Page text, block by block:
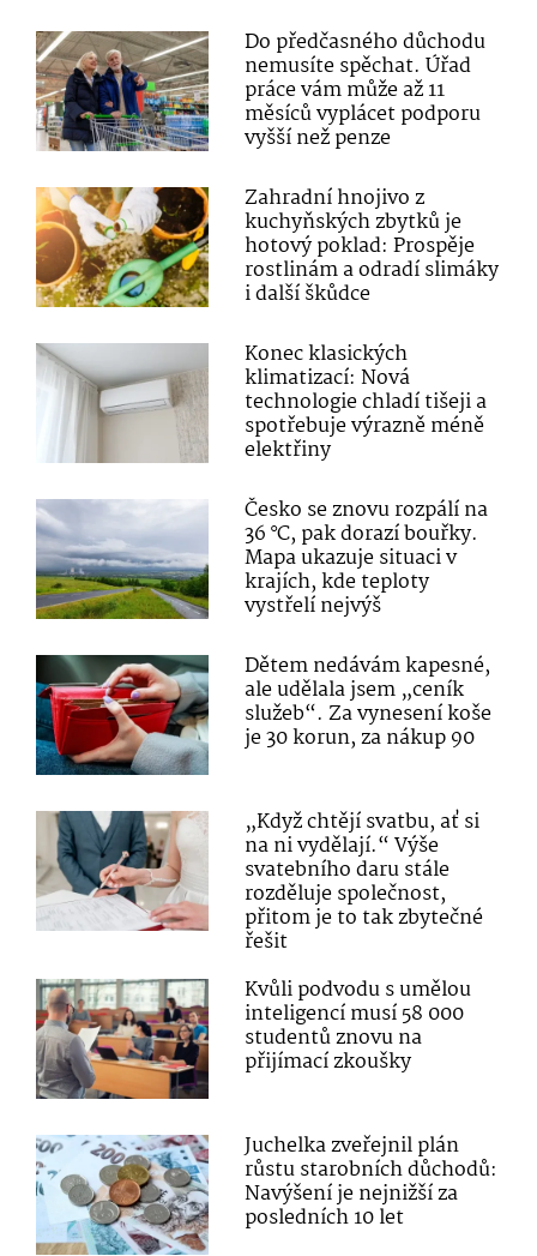
Do předčasného důchodu
nemusíte spěchat. Úřad
práce vám může až 11
měsíců vyplácet podporu
vyšší než penze
Zahradní hnojivo z
kuchyňských zbytků je
hotový poklad: Prospěje
rostlinám a odradí slimáky
i další škůdce
Konec klasických
klimatizací: Nová
technologie chladí tišeji a
spotřebuje výrazně méně
elektřiny
Česko se znovu rozpálí na
36 °C, pak dorazí bouřky.
Mapa ukazuje situaci v
krajích, kde teploty
vystřelí nejvýš
Dětem nedávám kapesné,
ale udělala jsem „ceník
služeb“. Za vynesení koše
je 30 korun, za nákup 90
„Když chtějí svatbu, ať si
na ni vydělají.“ Výše
svatebního daru stále
rozděluje společnost,
přitom je to tak zbytečné
řešit
Kvůli podvodu s umělou
inteligencí musí 58 000
studentů znovu na
přijímací zkoušky
Juchelka zveřejnil plán
růstu starobních důchodů:
Navýšení je nejnižší za
posledních 10 let